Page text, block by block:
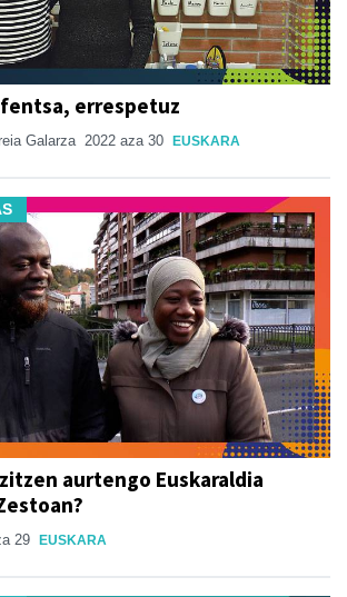
errespetuz
Galarza 2022 aza 30 EUSKARA
aurtengo Euskaraldia
29 EUSKARA